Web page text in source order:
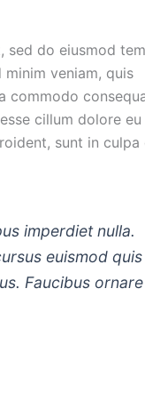
sed do eiusmod
veniam, quis
commodo
cillum dolore
sunt in culpa
imperdiet nulla.
euismod quis
Faucibus ornare